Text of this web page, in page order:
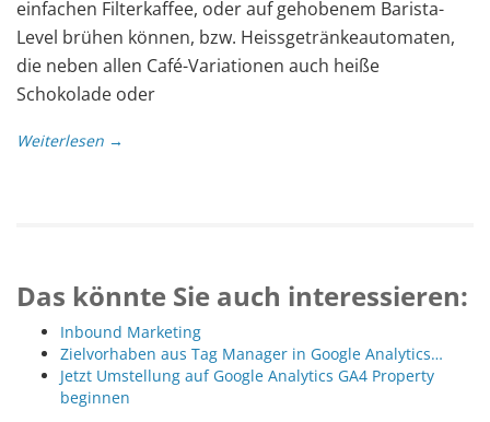
einfachen Filterkaffee, oder auf gehobenem Barista-
Level brühen können, bzw. Heissgetränkeautomaten,
die neben allen Café-Variationen auch heiße
Schokolade oder
Weiterlesen →
Das könnte Sie auch interessieren:
Inbound Marketing
Zielvorhaben aus Tag Manager in Google Analytics…
Jetzt Umstellung auf Google Analytics GA4 Property
beginnen